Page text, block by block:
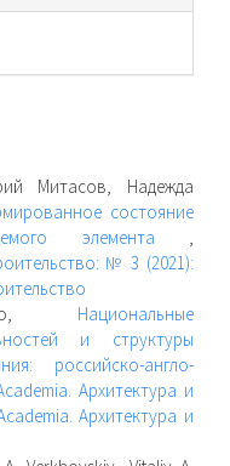
Митасов, Надежда
состояние
элемента ,
№ 3 (2021):
Национальные
и структуры
российско-англо-
Архитектура и
Архитектура и